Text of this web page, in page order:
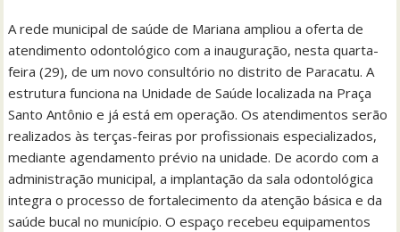
A rede municipal de saúde de Mariana ampliou a oferta de
atendimento odontológico com a inauguração, nesta quarta-
feira (29), de um novo consultório no distrito de Paracatu. A
estrutura funciona na Unidade de Saúde localizada na Praça
Santo Antônio e já está em operação. Os atendimentos serão
realizados às terças-feiras por profissionais especializados,
mediante agendamento prévio na unidade. De acordo com a
administração municipal, a implantação da sala odontológica
integra o processo de fortalecimento da atenção básica e da
saúde bucal no município. O espaço recebeu equipamentos